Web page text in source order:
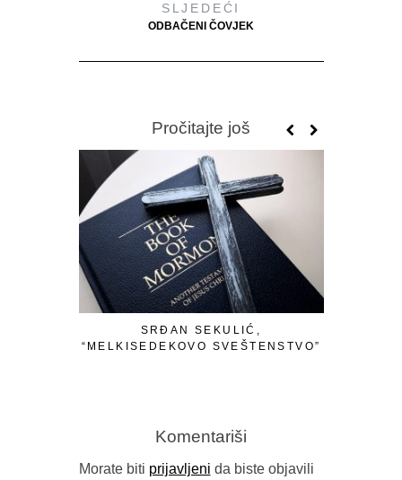
SLJEDEĆI
ODBAČENI ČOVJEK
Pročitajte još
SRĐAN SEKULIĆ,
“MELKISEDEKOVO SVEŠTENSTVO”
Komentariši
Morate biti prijavljeni da biste objavili